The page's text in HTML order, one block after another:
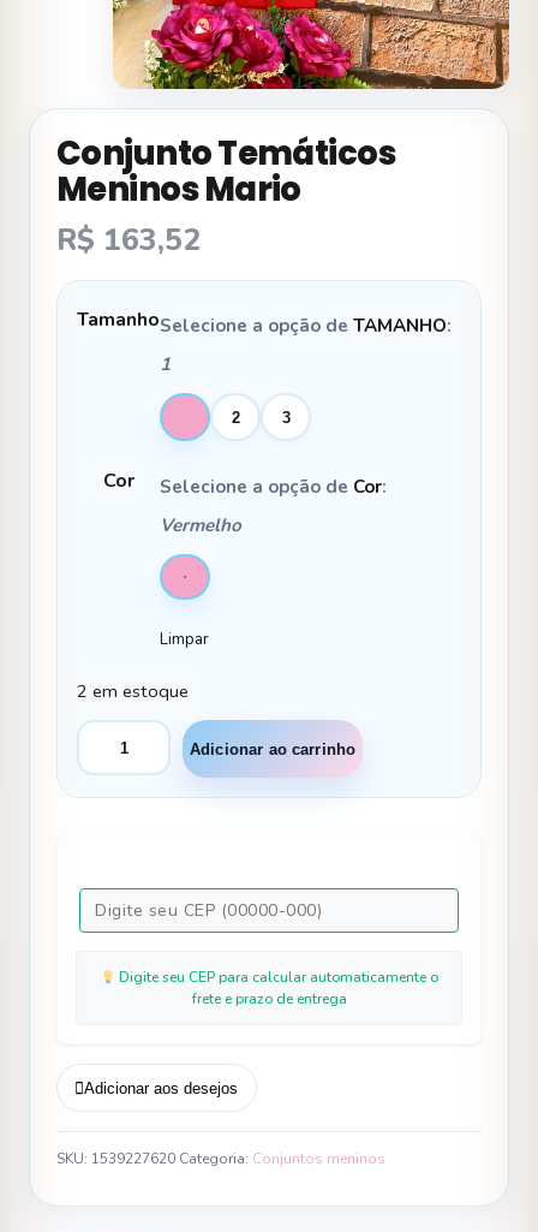
Conjunto Temáticos
Meninos Mario
R$ 163,52
TamanhoSelecione a opção de TAMANHO:
1
2 3
Cor Selecione a opção de Cor:
Vermelho
Limpar
2 em estoque
Conjunto
Temáticos
Adicionar ao carrinho
Digite seu CEP para calcular automaticamente o
frete e prazo de entrega
Adicionar aos desejos
SKU: 1539227620 Categoria: Conjuntos meninos